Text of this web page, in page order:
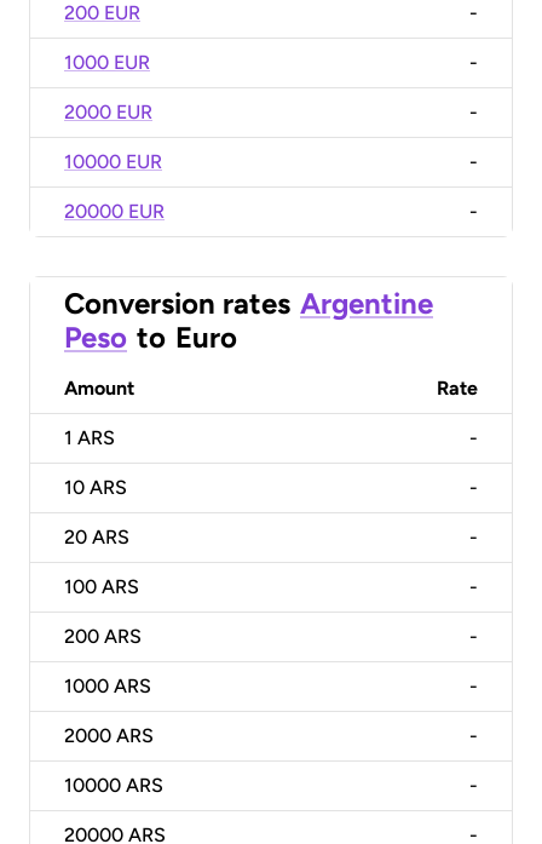
200 EUR -
1000 EUR -
2000 EUR -
10000 EUR -
20000 EUR -
Conversion rates Argentine
Peso to Euro
Amount Rate
1 ARS -
10 ARS -
20 ARS -
100 ARS -
200 ARS -
1000 ARS -
2000 ARS -
10000 ARS -
20000 ARS -